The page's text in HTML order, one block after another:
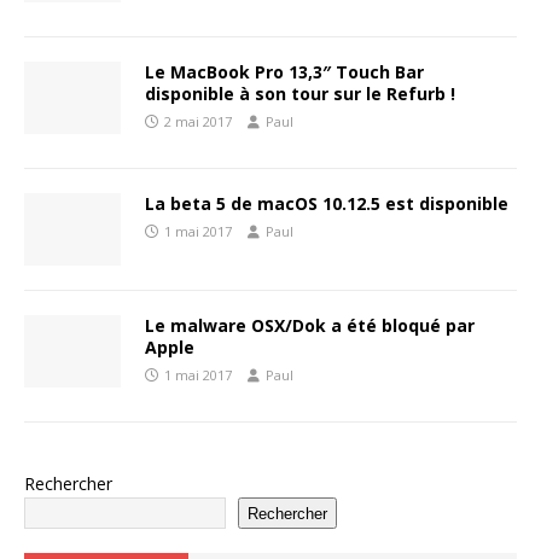
Le MacBook Pro 13,3″ Touch Bar
disponible à son tour sur le Refurb !
2 mai 2017 Paul
La beta 5 de macOS 10.12.5 est disponible
1 mai 2017 Paul
Le malware OSX/Dok a été bloqué par
Apple
1 mai 2017 Paul
Rechercher
Rechercher